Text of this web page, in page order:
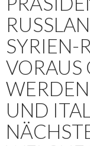
SYRIEN-
VORAUS
UND